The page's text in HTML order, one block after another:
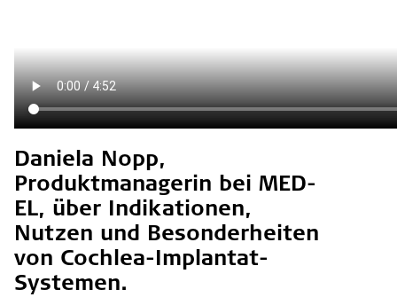
Daniela Nopp,
Produktmanagerin bei MED-
EL, über Indikationen,
Nutzen und Besonderheiten
von Cochlea-Implantat-
Systemen.